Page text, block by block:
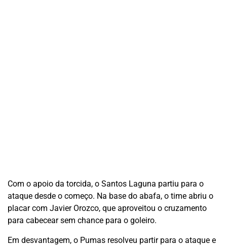
Com o apoio da torcida, o Santos Laguna partiu para o
ataque desde o começo. Na base do abafa, o time abriu o
placar com Javier Orozco, que aproveitou o cruzamento
para cabecear sem chance para o goleiro.
Em desvantagem, o Pumas resolveu partir para o ataque e